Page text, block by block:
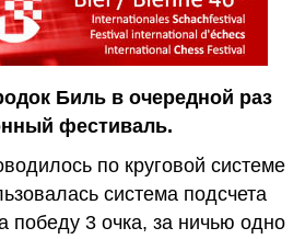
Биль в очередной раз
фестиваль.
по круговой системе
система подсчета
победу 3 очка, за ничью одно